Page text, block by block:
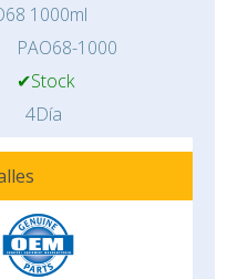
1000ml
PAO68-1000
✔Stock
4Día